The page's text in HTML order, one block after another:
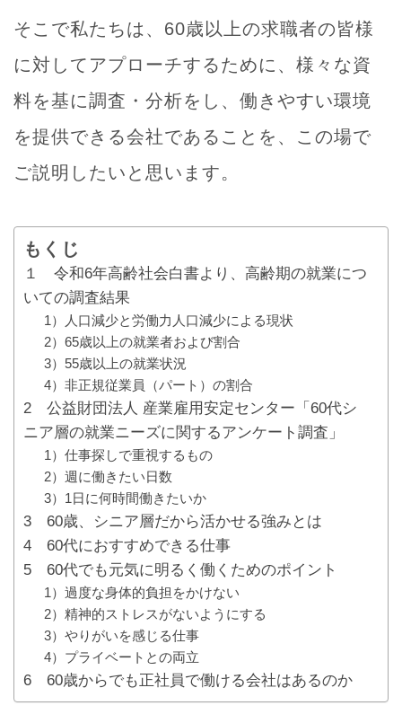
そこで私たちは、60歳以上の求職者の皆様
に対してアプローチするために、様々な資
料を基に調査・分析をし、働きやすい環境
を提供できる会社であることを、この場で
ご説明したいと思います。
もくじ
１ 令和6年高齢社会白書より、高齢期の就業につ
いての調査結果
1）人口減少と労働力人口減少による現状
2）65歳以上の就業者および割合
3）55歳以上の就業状況
4）非正規従業員（パート）の割合
2 公益財団法人 産業雇用安定センター「60代シ
ニア層の就業ニーズに関するアンケート調査」
1）仕事探しで重視するもの
2）週に働きたい日数
3）1日に何時間働きたいか
3 60歳、シニア層だから活かせる強みとは
4 60代におすすめできる仕事
5 60代でも元気に明るく働くためのポイント
1）過度な身体的負担をかけない
2）精神的ストレスがないようにする
3）やりがいを感じる仕事
4）プライベートとの両立
6 60歳からでも正社員で働ける会社はあるのか